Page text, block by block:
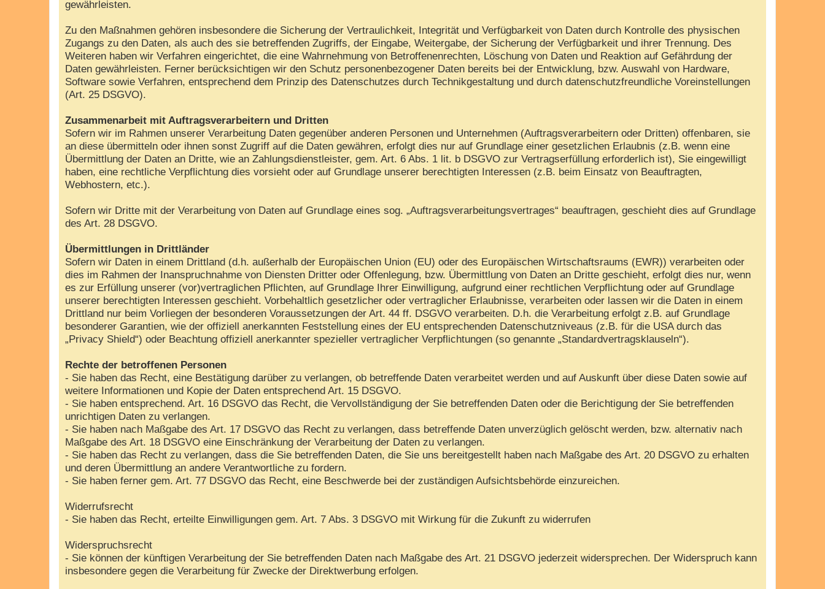
gewährleisten.
Zu den Maßnahmen gehören insbesondere die Sicherung der Vertraulichkeit, Integrität und Verfügbarkeit von Daten durch Kontrolle des physischen
Zugangs zu den Daten, als auch des sie betreffenden Zugriffs, der Eingabe, Weitergabe, der Sicherung der Verfügbarkeit und ihrer Trennung. Des
Weiteren haben wir Verfahren eingerichtet, die eine Wahrnehmung von Betroffenenrechten, Löschung von Daten und Reaktion auf Gefährdung der
Daten gewährleisten. Ferner berücksichtigen wir den Schutz personenbezogener Daten bereits bei der Entwicklung, bzw. Auswahl von Hardware,
Software sowie Verfahren, entsprechend dem Prinzip des Datenschutzes durch Technikgestaltung und durch datenschutzfreundliche Voreinstellungen
(Art. 25 DSGVO).
Zusammenarbeit mit Auftragsverarbeitern und Dritten
Sofern wir im Rahmen unserer Verarbeitung Daten gegenüber anderen Personen und Unternehmen (Auftragsverarbeitern oder Dritten) offenbaren, sie
an diese übermitteln oder ihnen sonst Zugriff auf die Daten gewähren, erfolgt dies nur auf Grundlage einer gesetzlichen Erlaubnis (z.B. wenn eine
Übermittlung der Daten an Dritte, wie an Zahlungsdienstleister, gem. Art. 6 Abs. 1 lit. b DSGVO zur Vertragserfüllung erforderlich ist), Sie eingewilligt
haben, eine rechtliche Verpflichtung dies vorsieht oder auf Grundlage unserer berechtigten Interessen (z.B. beim Einsatz von Beauftragten,
Webhostern, etc.).
Sofern wir Dritte mit der Verarbeitung von Daten auf Grundlage eines sog. „Auftragsverarbeitungsvertrages“ beauftragen, geschieht dies auf Grundlage
des Art. 28 DSGVO.
Übermittlungen in Drittländer
Sofern wir Daten in einem Drittland (d.h. außerhalb der Europäischen Union (EU) oder des Europäischen Wirtschaftsraums (EWR)) verarbeiten oder
dies im Rahmen der Inanspruchnahme von Diensten Dritter oder Offenlegung, bzw. Übermittlung von Daten an Dritte geschieht, erfolgt dies nur, wenn
es zur Erfüllung unserer (vor)vertraglichen Pflichten, auf Grundlage Ihrer Einwilligung, aufgrund einer rechtlichen Verpflichtung oder auf Grundlage
unserer berechtigten Interessen geschieht. Vorbehaltlich gesetzlicher oder vertraglicher Erlaubnisse, verarbeiten oder lassen wir die Daten in einem
Drittland nur beim Vorliegen der besonderen Voraussetzungen der Art. 44 ff. DSGVO verarbeiten. D.h. die Verarbeitung erfolgt z.B. auf Grundlage
besonderer Garantien, wie der offiziell anerkannten Feststellung eines der EU entsprechenden Datenschutzniveaus (z.B. für die USA durch das
„Privacy Shield“) oder Beachtung offiziell anerkannter spezieller vertraglicher Verpflichtungen (so genannte „Standardvertragsklauseln“).
Rechte der betroffenen Personen
- Sie haben das Recht, eine Bestätigung darüber zu verlangen, ob betreffende Daten verarbeitet werden und auf Auskunft über diese Daten sowie auf
weitere Informationen und Kopie der Daten entsprechend Art. 15 DSGVO.
- Sie haben entsprechend. Art. 16 DSGVO das Recht, die Vervollständigung der Sie betreffenden Daten oder die Berichtigung der Sie betreffenden
unrichtigen Daten zu verlangen.
- Sie haben nach Maßgabe des Art. 17 DSGVO das Recht zu verlangen, dass betreffende Daten unverzüglich gelöscht werden, bzw. alternativ nach
Maßgabe des Art. 18 DSGVO eine Einschränkung der Verarbeitung der Daten zu verlangen.
- Sie haben das Recht zu verlangen, dass die Sie betreffenden Daten, die Sie uns bereitgestellt haben nach Maßgabe des Art. 20 DSGVO zu erhalten
und deren Übermittlung an andere Verantwortliche zu fordern.
- Sie haben ferner gem. Art. 77 DSGVO das Recht, eine Beschwerde bei der zuständigen Aufsichtsbehörde einzureichen.
Widerrufsrecht
- Sie haben das Recht, erteilte Einwilligungen gem. Art. 7 Abs. 3 DSGVO mit Wirkung für die Zukunft zu widerrufen
Widerspruchsrecht
- Sie können der künftigen Verarbeitung der Sie betreffenden Daten nach Maßgabe des Art. 21 DSGVO jederzeit widersprechen. Der Widerspruch kann
insbesondere gegen die Verarbeitung für Zwecke der Direktwerbung erfolgen.